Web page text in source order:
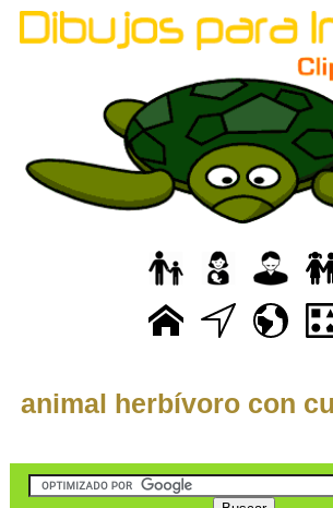
animal herbívoro con